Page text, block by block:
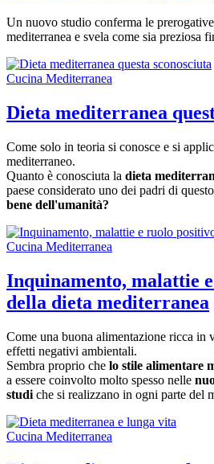
Un nuovo studio conferma le
mediterranea e svela come sia preziosa
Cucina Mediterranea
Dieta mediterranea
Come solo in teoria si conosce e si
mediterraneo.
Quanto è conosciuta la dieta
paese considerato uno dei padri di questo
bene dell'umanità?
Cucina Mediterranea
Inquinamento, malattie
della dieta mediterranea
Come una buona alimentazione ricca in
effetti negativi ambientali.
Sembra proprio che lo stile alimentare
a essere coinvolto molto spesso nelle
studi che si realizzano in ogni parte del
Cucina Mediterranea